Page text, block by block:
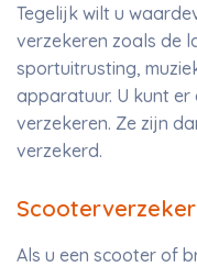
Tegelijk wilt u
verzekeren zoals de
sportuitrusting,
apparatuur. U kunt
verzekeren. Ze zijn
verzekerd.
Als u een scooter of